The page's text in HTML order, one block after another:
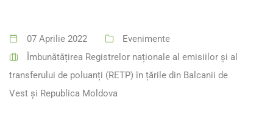
07 Aprilie 2022
Evenimente
Îmbunătățirea Registrelor naționale al emisiilor și al
transferului de poluanți (RETP) în țările din Balcanii de
Vest și Republica Moldova